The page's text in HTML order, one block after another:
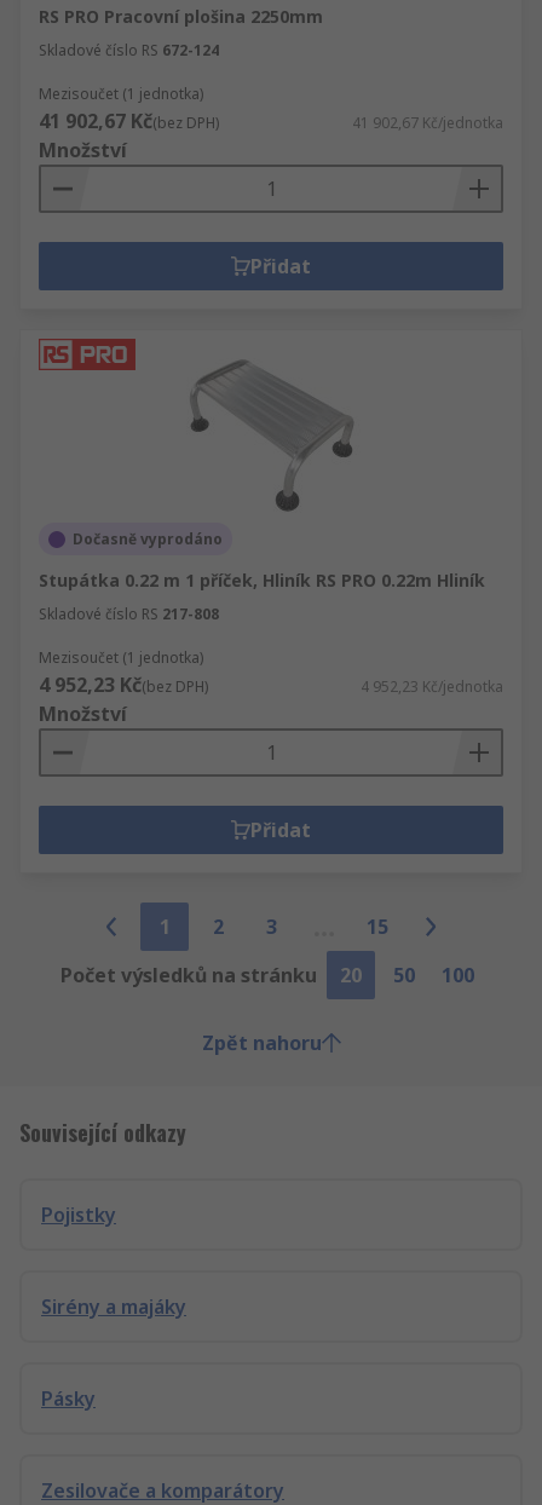
RS PRO Pracovní plošina 2250mm
Skladové číslo RS 672-124
Mezisoučet (1 jednotka)
41 902,67 Kč(bez DPH) 41 902,67 Kč/jednotka
Množství
Přidat
Dočasně vyprodáno
Stupátka 0.22 m 1 příček, Hliník RS PRO 0.22m Hliník
Skladové číslo RS 217-808
Mezisoučet (1 jednotka)
4 952,23 Kč(bez DPH) 4 952,23 Kč/jednotka
Množství
Přidat
1 2 3
15
Počet výsledků na stránku
20 50 100
Zpět nahoru
Související odkazy
Pojistky
Sirény a majáky
Pásky
Zesilovače a komparátory